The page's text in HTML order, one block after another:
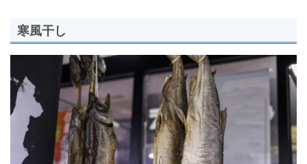
寒風干し